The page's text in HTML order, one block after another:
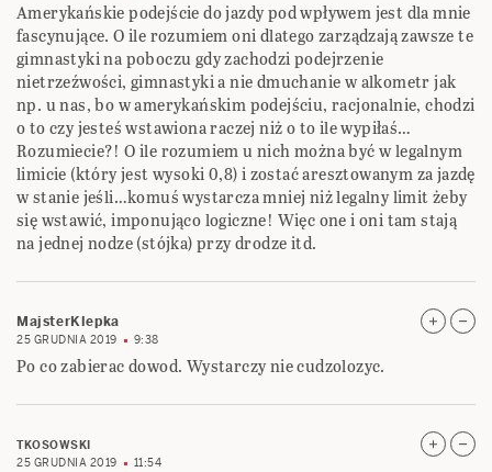
Amerykańskie podejście do jazdy pod wpływem jest dla mnie
fascynujące. O ile rozumiem oni dlatego zarządzają zawsze te
gimnastyki na poboczu gdy zachodzi podejrzenie
nietrzeźwości, gimnastyki a nie dmuchanie w alkometr jak
np. u nas, bo w amerykańskim podejściu, racjonalnie, chodzi
o to czy jesteś wstawiona raczej niż o to ile wypiłaś…
Rozumiecie?! O ile rozumiem u nich można być w legalnym
limicie (który jest wysoki 0,8) i zostać aresztowanym za jazdę
w stanie jeśli…komuś wystarcza mniej niż legalny limit żeby
się wstawić, imponująco logiczne! Więc one i oni tam stają
na jednej nodze (stójka) przy drodze itd.
MajsterKlepka
25 GRUDNIA 2019 9:38
Po co zabierac dowod. Wystarczy nie cudzolozyc.
TKOSOWSKI
25 GRUDNIA 2019
11:54